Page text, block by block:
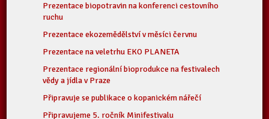
Prezentace biopotravin na konferenci cestovního
ruchu
Prezentace ekozemědělství v měsíci červnu
Prezentace na veletrhu EKO PLANETA
Prezentace regionální bioprodukce na festivalech
vědy a jídla v Praze
Připravuje se publikace o kopanickém nářečí
Připravujeme 5. ročník Minifestivalu